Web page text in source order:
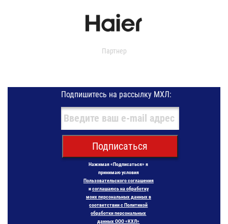
Партнер
Подпишитесь на рассылку МХЛ:
Подписаться
Нажимая «Подписаться» я
принимаю условия
Пользовательского соглашения
исоглашаюсь на обработку
моих персональных данных в
соответствии с Политикой
обработки персональных
данных ООО «КХЛ»